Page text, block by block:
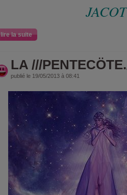
lire la suite
LA ///
publié le 19/05/2013 à 08:41